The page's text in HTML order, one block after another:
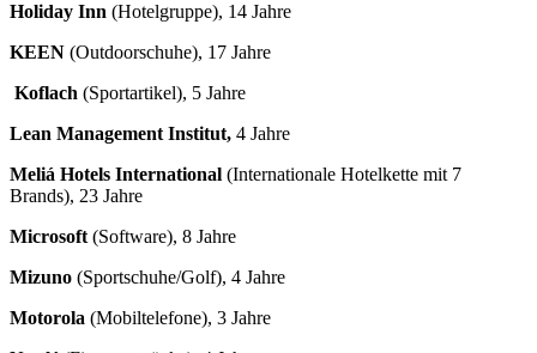
Holiday Inn (Hotelgruppe), 14 Jahre
KEEN (Outdoorschuhe), 17 Jahre
Koflach (Sportartikel), 5 Jahre
Lean Management Institut, 4 Jahre
Meliá Hotels International (Internationale Hotelkette mit 7
Brands), 23 Jahre
Microsoft (Software), 8 Jahre
Mizuno (Sportschuhe/Golf), 4 Jahre
Motorola (Mobiltelefone), 3 Jahre